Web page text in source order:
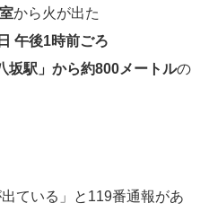
から火が出た
午後1時前ごろ
坂駅」から約800メートルの
ている」と119番通報があ